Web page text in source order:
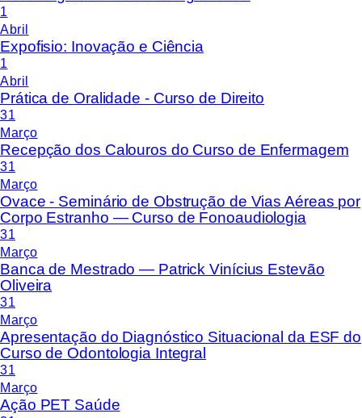
1
Abril
Expofisio: Inovação e Ciência
1
Abril
Prática de Oralidade - Curso de Direito
31
Março
Recepção dos Calouros do Curso de Enfermagem
31
Março
Ovace - Seminário de Obstrução de Vias Aéreas por
Corpo Estranho — Curso de Fonoaudiologia
31
Março
Banca de Mestrado — Patrick Vinícius Estevão
Oliveira
31
Março
Apresentação do Diagnóstico Situacional da ESF do
Curso de Odontologia Integral
31
Março
Ação PET Saúde